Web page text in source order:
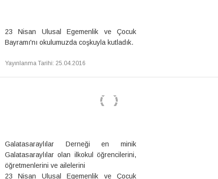
23 Nisan Ulusal Egemenlik ve Çocuk
Bayramı'nı okulumuzda coşkuyla kutladık.
Yayınlanma Tarihi: 25.04.2016
Galatasaraylılar Derneği en minik
Galatasaraylılar olan ilkokul öğrencilerini,
öğretmenlerini ve ailelerini
23 Nisan Ulusal Egemenlik ve Çocuk